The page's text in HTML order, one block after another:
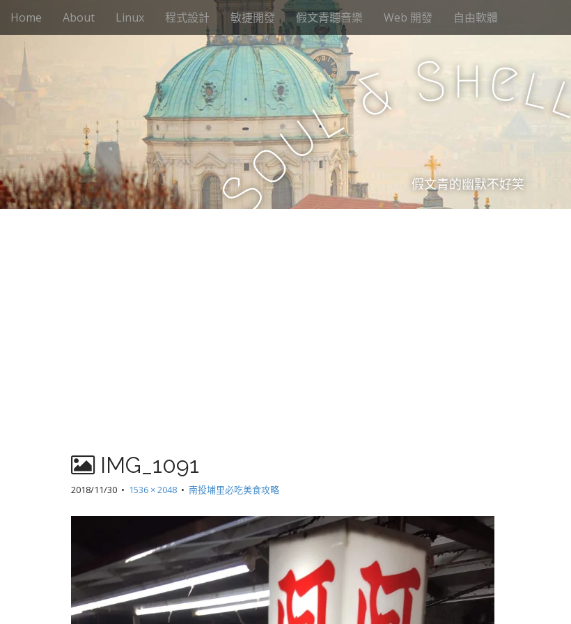
M
e
i
c
n
t
Home About Linux 程式設計 敏捷開發 假文青聽音樂 Web 開發 自由軟體
S
o
u
l& Shell
假文青的幽默不好笑
IMG_1091
2018/11/30 • 1536 × 2048 • 南投埔里必吃美食攻略